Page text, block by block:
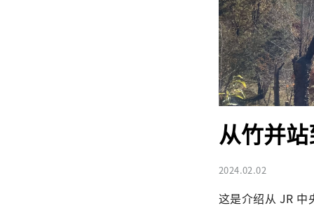
从竹并
2024.02.02
这是介绍从 JR 中